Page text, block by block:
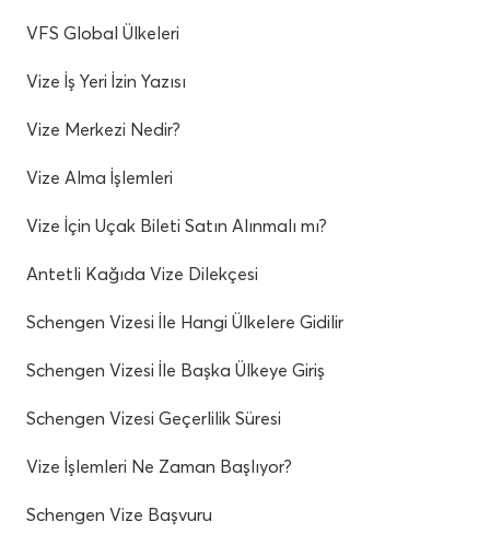
VFS Global Ülkeleri
Vize İş Yeri İzin Yazısı
Vize Merkezi Nedir?
Vize Alma İşlemleri
Vize İçin Uçak Bileti Satın Alınmalı mı?
Antetli Kağıda Vize Dilekçesi
Schengen Vizesi İle Hangi Ülkelere Gidilir
Schengen Vizesi İle Başka Ülkeye Giriş
Schengen Vizesi Geçerlilik Süresi
Vize İşlemleri Ne Zaman Başlıyor?
Schengen Vize Başvuru